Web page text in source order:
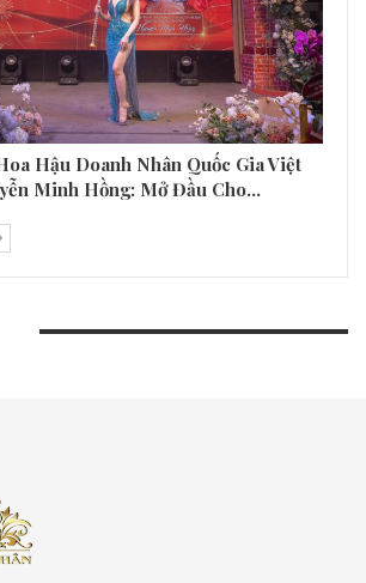
Hậu Doanh Nhân Quốc Gia Việt
Minh Hồng: Mở Đầu Cho…